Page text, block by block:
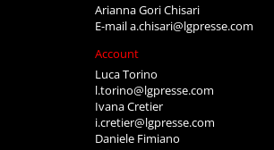
Arianna Gori Chisari
E-maila.chisari@lgpresse.com
Account
Luca Torino
l.torino@lgpresse.com
Ivana Cretier
i.cretier@lgpresse.com
Daniele Fimiano